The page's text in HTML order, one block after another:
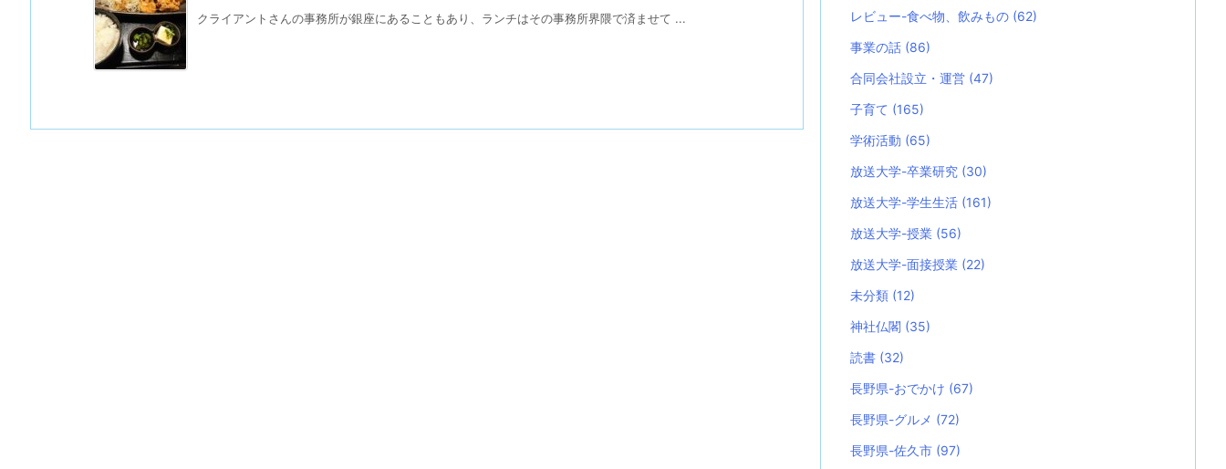
クライアントさんの事務所が銀座にあることもあり、ランチはその事務所界隈で済ませて ...
レビュー-食べ物、飲みもの (62)
事業の話 (86)
合同会社設立・運営 (47)
子育て (165)
学術活動 (65)
放送大学-卒業研究 (30)
放送大学-学生生活 (161)
放送大学-授業 (56)
放送大学-面接授業 (22)
未分類 (12)
神社仏閣 (35)
読書 (32)
長野県-おでかけ (67)
長野県-グルメ (72)
長野県-佐久市 (97)